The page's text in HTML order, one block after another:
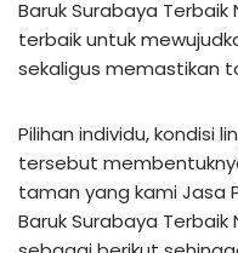
Baruk Surabaya
terbaik untuk
sekaligus memastikan
Pilihan individu, kondisi
tersebut
taman yang kami Jasa
Baruk Surabaya